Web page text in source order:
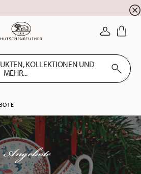
KOLLEKTIONEN UND
MEHR...
Angebote